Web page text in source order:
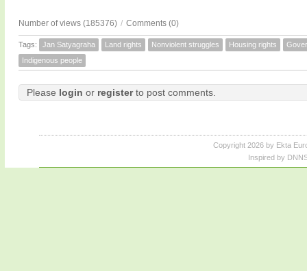
Number of views (185376) / Comments (0)
Tags: Jan Satyagraha Land rights Nonviolent struggles Housing rights
Indigenous people
Please login or registerto post comments.
Copyright 2026 by Ekta
Inspired by